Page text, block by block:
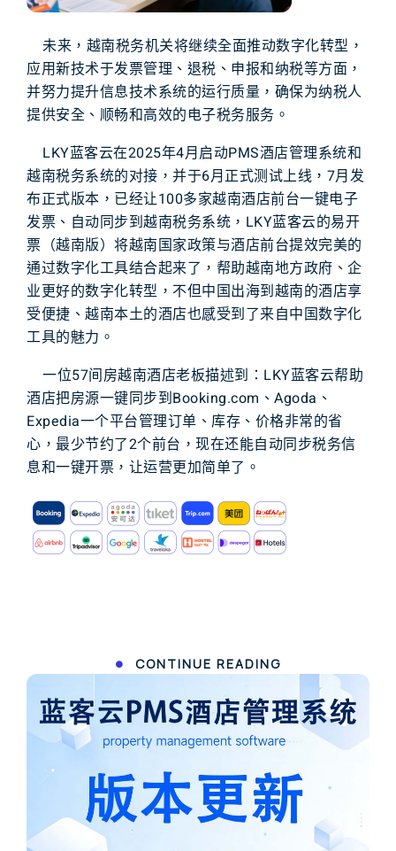
未来，越南税务机关将继续全面推动数字化转型，
应用新技术于发票管理、退税、申报和纳税等方面，
并努力提升信息技术系统的运行质量，确保为纳税人
提供安全、顺畅和高效的电子税务服务。
LKY蓝客云在2025年4月启动PMS酒店管理系统和
越南税务系统的对接，并于6月正式测试上线，7月发
布正式版本，已经让100多家越南酒店前台一键电子
发票、自动同步到越南税务系统，LKY蓝客云的易开
票（越南版）将越南国家政策与酒店前台提效完美的
通过数字化工具结合起来了，帮助越南地方政府、企
业更好的数字化转型，不但中国出海到越南的酒店享
受便捷、越南本土的酒店也感受到了来自中国数字化
工具的魅力。
一位57间房越南酒店老板描述到：LKY蓝客云帮助
酒店把房源一键同步到Booking.com、Agoda、
Expedia一个平台管理订单 、 库存 、 价格非常的省
心，最少节约了2个前台，现在还能自动同步税务信
息和一键开票，让运营更加简单了。
CONTINUE READING